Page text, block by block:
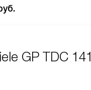
GP TDC 141